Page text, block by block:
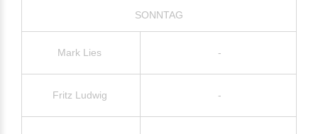
SONNTAG
Mark Lies -
Fritz Ludwig -